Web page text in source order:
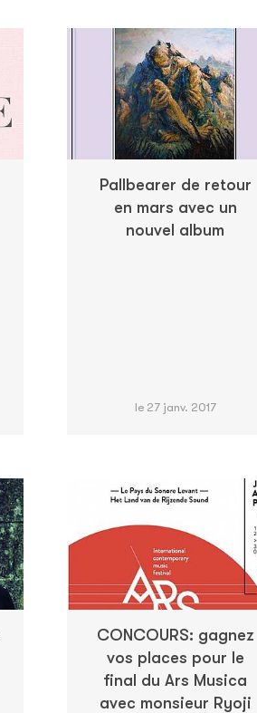
Pallbearer de retour
en mars avec un
nouvel album
le 27 janv. 2017
CONCOURS: gagnez
vos places pour le
final du Ars Musica
avec monsieur Ryoji